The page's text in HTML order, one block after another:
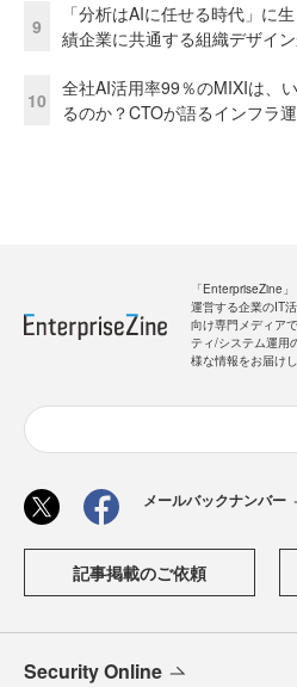
9
「分析はAIに任せる時代」に
績企業に共通する組織デザイ
10
全社AI活用率99％のMIXIは、
るのか？CTOが語るインフラ
「EnterpriseZine
運営する企業のIT
向け専門メディア
ティ/システム運用
様な情報をお届けし
メールバックナンバー
記事掲載のご依頼
Security Online